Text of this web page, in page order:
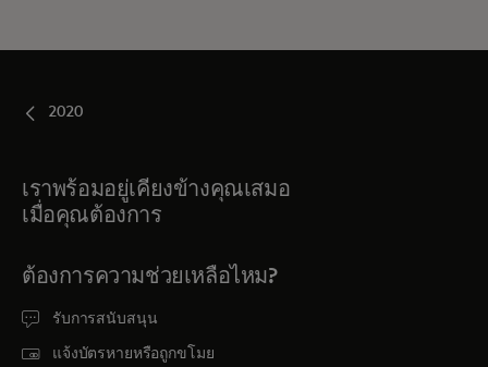
2020
เราพร้อมอยู่เคียงข้างคุณเสมอ
เมื่อคุณต้องการ
ต้องการความช่วยเหลือไหม?
รับการสนับสนุน
แจ้งบัตรหายหรือถูกขโมย